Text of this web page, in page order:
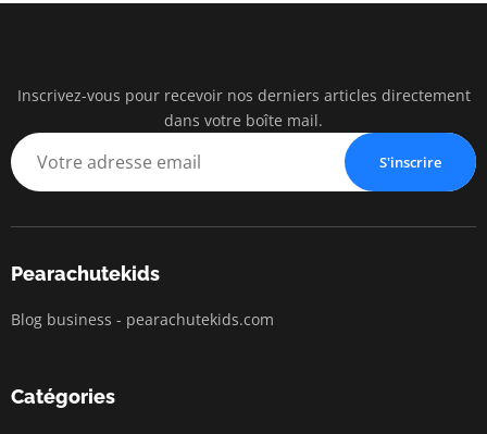
Business
Inscrivez-vous pour recevoir nos derniers articles directement
dans votre boîte mail.
S'inscrire
Pearachutekids
Blog business - pearachutekids.com
Catégories